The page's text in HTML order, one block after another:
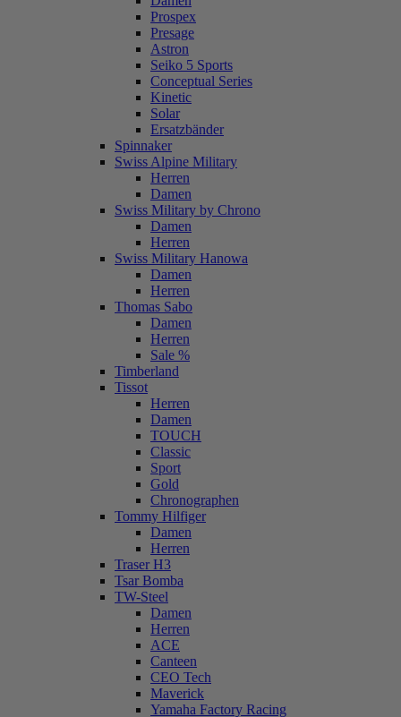
Prospex
Presage
Astron
Seiko 5 Sports
Conceptual Series
Kinetic
Solar
Ersatzbänder
Spinnaker
Swiss Alpine Military
Herren
Damen
Swiss Military by Chrono
Damen
Herren
Swiss Military Hanowa
Damen
Herren
Thomas Sabo
Damen
Herren
Sale %
Timberland
Tissot
Herren
Damen
TOUCH
Classic
Sport
Gold
Chronographen
Tommy Hilfiger
Damen
Herren
Traser H3
Tsar Bomba
TW-Steel
Damen
Herren
ACE
Canteen
CEO Tech
Maverick
Yamaha Factory Racing